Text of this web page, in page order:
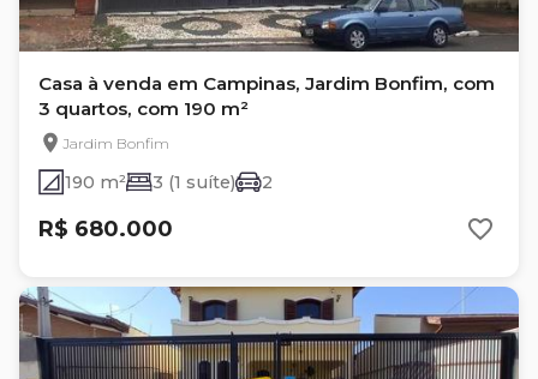
Casa à venda em Campinas, Jardim Bonfim, com
3 quartos, com 190 m²
Jardim Bonfim
190 m² 3 (1 suíte) 2
R$ 680.000